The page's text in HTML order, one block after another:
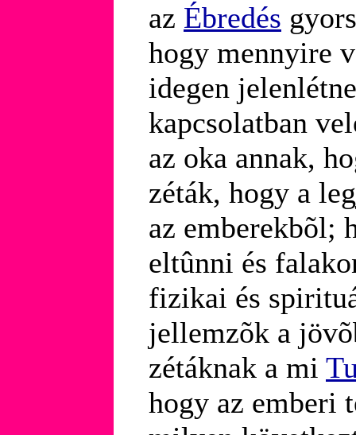
az Ébredés
hogy mennyire
idegen
kapcsolatban
az oka annak,
zéták, hogy a
az emberekbõl;
eltûnni és
fizikai és
jellemzõk a
zétáknak a mi
hogy az emberi